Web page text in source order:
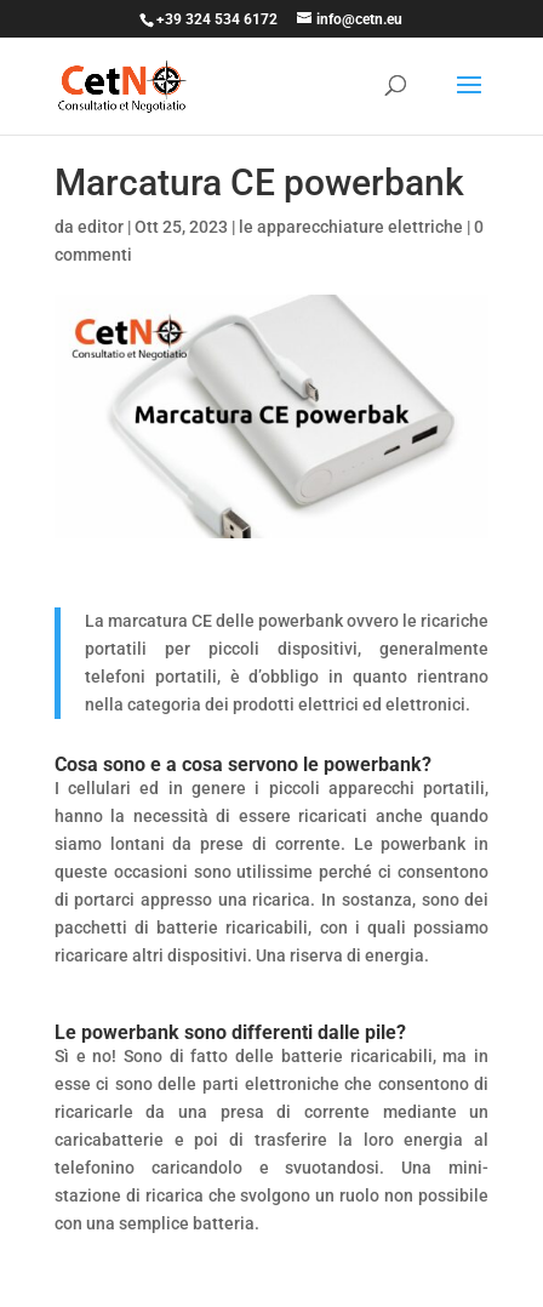
+39 324 534 6172 info@cetn.eu
Marcatura CE powerbank
da editor|Ott 25, 2023 | le apparecchiature elettriche |0
commenti
La marcatura CE delle powerbank ovvero le ricariche
portatili per piccoli dispositivi, generalmente
telefoni portatili, è d’obbligo in quanto rientrano
nella categoria dei prodotti elettrici ed elettronici.
Cosa sono e a cosa servono le powerbank?
I cellulari ed in genere i piccoli apparecchi portatili,
hanno la necessità di essere ricaricati anche quando
siamo lontani da prese di corrente. Le powerbank in
queste occasioni sono utilissime perché ci consentono
di portarci appresso una ricarica. In sostanza, sono dei
pacchetti di batterie ricaricabili, con i quali possiamo
ricaricare altri dispositivi. Una riserva di energia.
Le powerbank sono differenti dalle pile?
Sì e no! Sono di fatto delle batterie ricaricabili, ma in
esse ci sono delle parti elettroniche che consentono di
ricaricarle da una presa di corrente mediante un
caricabatterie e poi di trasferire la loro energia al
telefonino caricandolo e svuotandosi. Una mini-
stazione di ricarica che svolgono un ruolo non possibile
con una semplice batteria.